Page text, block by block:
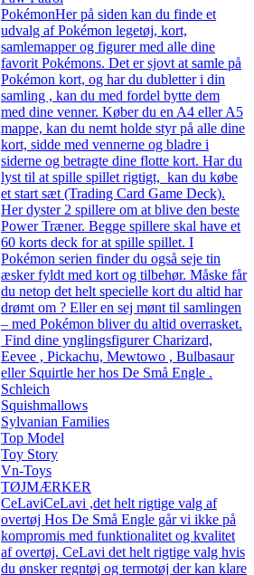
PokémonHer på siden kan du finde et
udvalg af Pokémon legetøj, kort,
samlemapper og figurer med alle dine
favorit Pokémons. Det er sjovt at samle på
Pokémon kort, og har du dubletter i din
samling , kan du med fordel bytte dem
med dine venner. Køber du en A4 eller A5
mappe, kan du nemt holde styr på alle dine
kort, sidde med vennerne og bladre i
siderne og betragte dine flotte kort. Har du
lyst til at spille spillet rigtigt, kan du købe
et start sæt (Trading Card Game Deck).
Her dyster 2 spillere om at blive den beste
Power Træner. Begge spillere skal have et
60 korts deck for at spille spillet. I
Pokémon serien finder du også seje tin
æsker fyldt med kort og tilbehør. Måske får
du netop det helt specielle kort du altid har
drømt om ? Eller en sej mønt til samlingen
– med Pokémon bliver du altid overrasket.
Find dine ynglingsfigurer Charizard,
Eevee , Pickachu, Mewtowo , Bulbasaur
eller Squirtle her hos De Små Engle .
Schleich
Squishmallows
Sylvanian Families
Top Model
Toy Story
Vn-Toys
TØJMÆRKER
CeLaviCeLavi ,det helt rigtige valg af
overtøj Hos De Små Engle går vi ikke på
kompromis med funktionalitet og kvalitet
af overtøj. CeLavi det helt rigtige valg hvis
du ønsker regntøj og termotøj der kan klare